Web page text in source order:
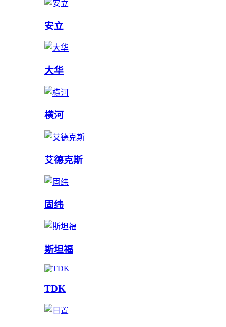
安立
大华
横河
艾德克斯
固纬
斯坦福
TDK